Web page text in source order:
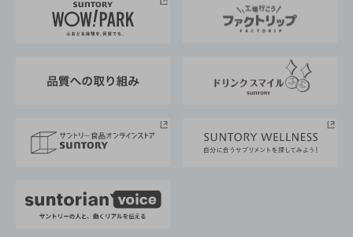
地域情報
サントリーサンバーズ大阪
サントリーが考えるサステナビリティ経営
企業概要
採用情報